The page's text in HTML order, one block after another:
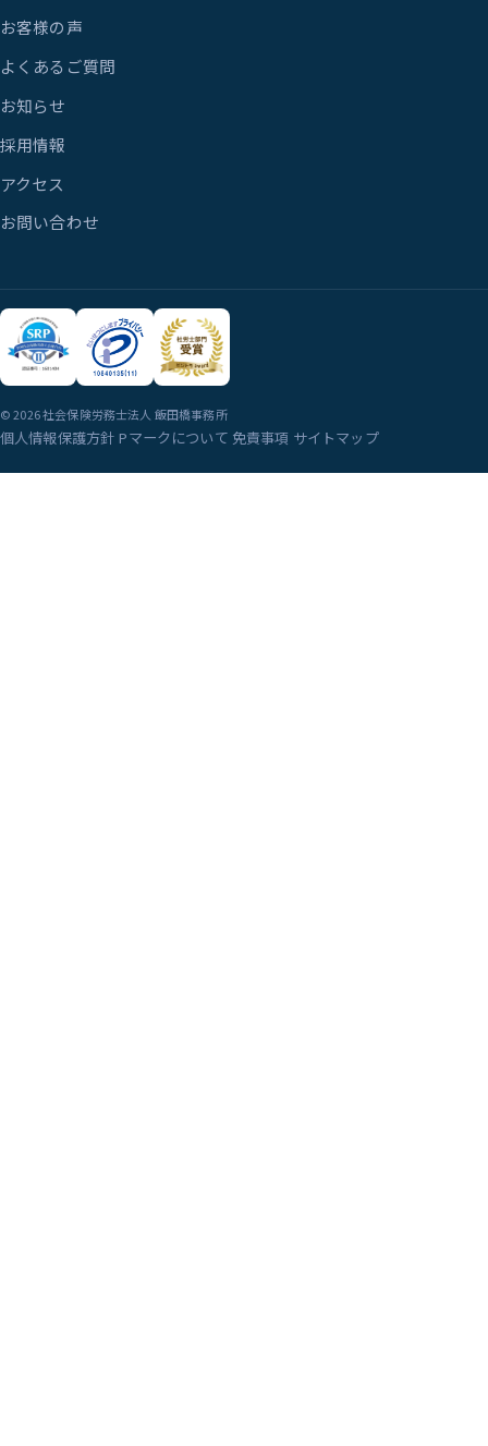
お客様の声
よくあるご質問
お知らせ
採用情報
アクセス
お問い合わせ
© 2026 社会保険労務士法人 飯田橋事務所
個人情報保護方針 Pマークについて 免責事項 サイトマップ